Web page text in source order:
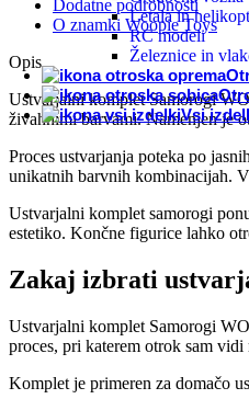
Letala in
RC modeli
Železnice in
Vsi
Dodatne podrobnosti
O znamki Woopie Toys
Opis
Ustvarjalni komplet Samorogi
živahnimi barvami. Namenjen je
Proces ustvarjanja poteka po
unikatnih barvnih kombinacijah.
Ustvarjalni komplet samorogi
estetiko. Končne figurice lahko
Zakaj izbrati
Ustvarjalni komplet Samorogi
proces, pri katerem otrok sam vidi
Komplet je primeren za domačo